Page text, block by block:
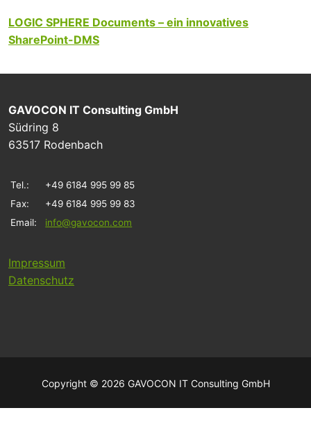
LOGIC SPHERE Documents – ein innovatives
SharePoint-DMS
GAVOCON IT Consulting GmbH
Südring 8
63517 Rodenbach
Tel.:
+49 6184 995 99 85
Fax:
+49 6184 995 99 83
Email:
info@gavocon.com
Impressum
Datenschutz
Copyright © 2026 GAVOCON IT Consulting GmbH